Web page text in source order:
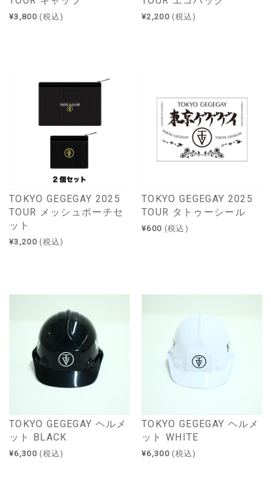
¥3,800 (税込) ¥2,200 (税込)
TOKYO GEGEGAY 2025
TOUR メッシュポーチセ
ット
¥3,200 (税込)
TOKYO GEGEGAY 2025
TOUR タトゥーシール
¥600 (税込)
TOKYO GEGEGAY ヘルメ
ット BLACK
¥6,300 (税込)
TOKYO GEGEGAY ヘルメ
ット WHITE
¥6,300 (税込)